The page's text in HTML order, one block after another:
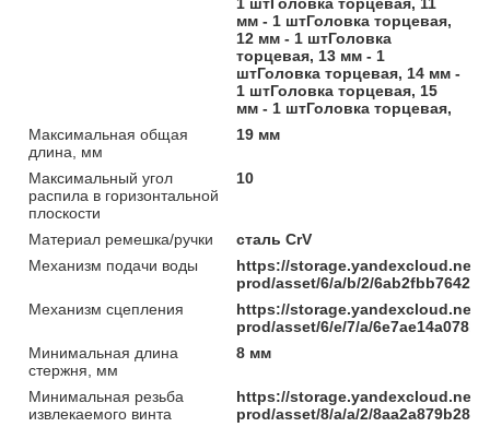
мм - 1 штГоловка торцевая,
12 мм - 1 штГоловка
торцевая, 13 мм - 1
штГоловка торцевая, 14 мм -
1 штГоловка торцевая, 15
мм - 1 штГоловка торцевая,
Максимальная общая
длина, мм
19 мм
Максимальный угол
распила в горизонтальной
плоскости
10
Материал ремешка/ручки
сталь CrV
Механизм подачи воды
https://storage.yandexcloud.net/
prod/asset/6/a/b/2/
Механизм сцепления
https://storage.yandexcloud.net/
prod/asset/6/e/7/a/
Минимальная длина
стержня, мм
8 мм
Минимальная резьба
извлекаемого винта
https://storage.yandexcloud.net/
prod/asset/8/a/a/2/